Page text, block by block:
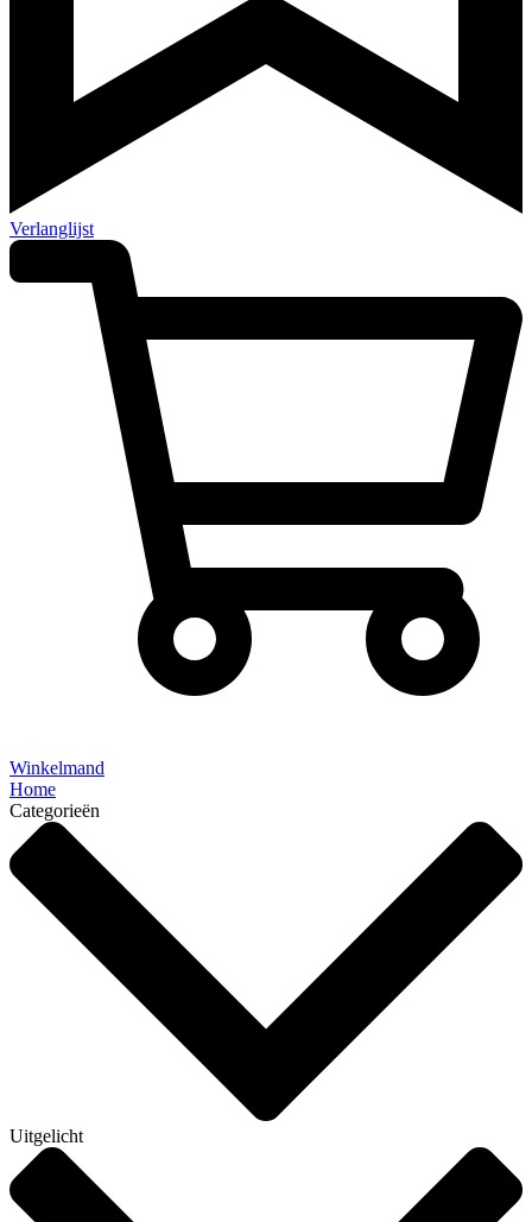
Verlanglijst
Winkelmand
Home
Categorieën
Uitgelicht